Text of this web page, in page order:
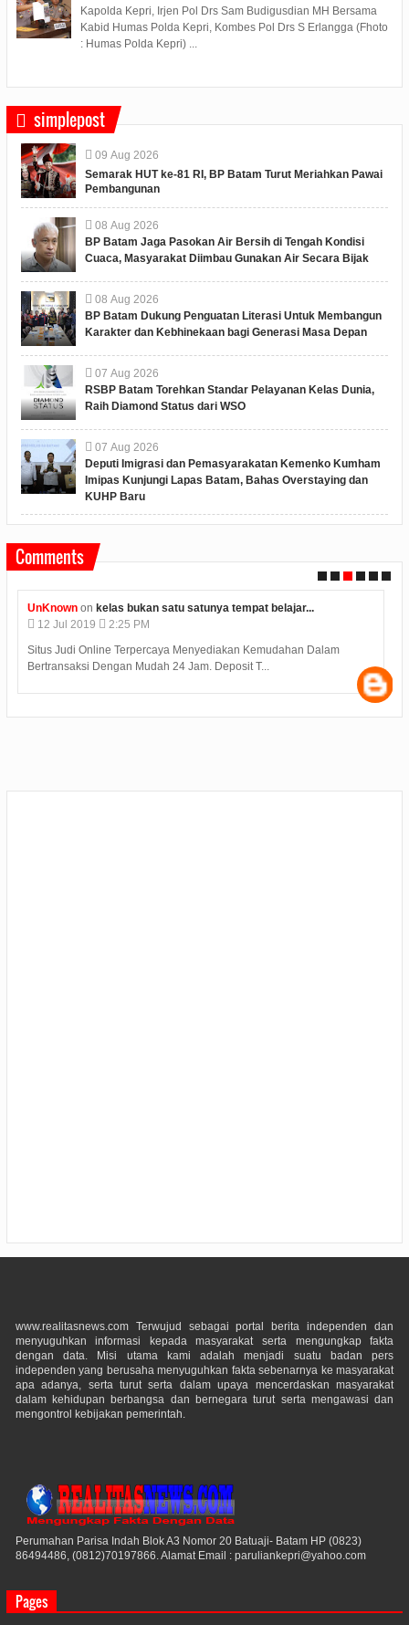
Kapolda Kepri, Irjen Pol Drs Sam Budigusdian MH Bersama
Kabid Humas Polda Kepri, Kombes Pol Drs S Erlangga (Fhoto
: Humas Polda Kepri) ...
simplepost
09 Aug 2026
Semarak HUT ke-81 RI, BP Batam Turut Meriahkan Pawai
Pembangunan
08 Aug 2026
BP Batam Jaga Pasokan Air Bersih di Tengah Kondisi
Cuaca, Masyarakat Diimbau Gunakan Air Secara Bijak
08 Aug 2026
BP Batam Dukung Penguatan Literasi Untuk Membangun
Karakter dan Kebhinekaan bagi Generasi Masa Depan
07 Aug 2026
RSBP Batam Torehkan Standar Pelayanan Kelas Dunia,
Raih Diamond Status dari WSO
07 Aug 2026
Deputi Imigrasi dan Pemasyarakatan Kemenko Kumham
Imipas Kunjungi Lapas Batam, Bahas Overstaying dan
KUHP Baru
Comments
UnKnownon kelas bukan satu satunya tempat belajar...
12 Jul 2019
2:25 PM
Situs Judi Online Terpercaya Menyediakan Kemudahan Dalam
Bertransaksi Dengan Mudah 24 Jam. Deposit T...
www.realitasnews.com Terwujud sebagai portal berita independen dan
menyuguhkan informasi kepada masyarakat serta mengungkap fakta
dengan data. Misi utama kami adalah menjadi suatu badan pers
independen yang berusaha menyuguhkan fakta sebenarnya ke masyarakat
apa adanya, serta turut serta dalam upaya mencerdaskan masyarakat
dalam kehidupan berbangsa dan bernegara turut serta mengawasi dan
mengontrol kebijakan pemerintah.
Perumahan Parisa Indah Blok A3 Nomor 20 Batuaji- Batam HP (0823)
86494486, (0812)70197866. Alamat Email : paruliankepri@yahoo.com
Pages